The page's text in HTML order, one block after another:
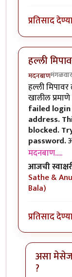
प्रतिसाद
हल्ली
मदनबाण
हल्ली
खालील
failed
address.
blocked.
password.
मदनबाण.....
आजची
Sathe &
Bala)
प्रतिसाद
असा
?